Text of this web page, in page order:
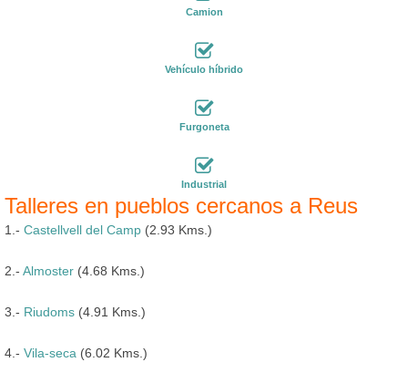
Camion
Vehículo híbrido
Furgoneta
Industrial
Talleres en pueblos cercanos a Reus
1.- Castellvell del Camp (2.93 Kms.)
2.- Almoster (4.68 Kms.)
3.- Riudoms (4.91 Kms.)
4.- Vila-seca (6.02 Kms.)